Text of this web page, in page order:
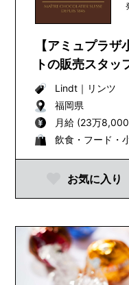
【アミュプラ
トの販売スタッ
Lindt｜ リンツ
福岡県
月給 (23万
飲食・フード・
お気に入り